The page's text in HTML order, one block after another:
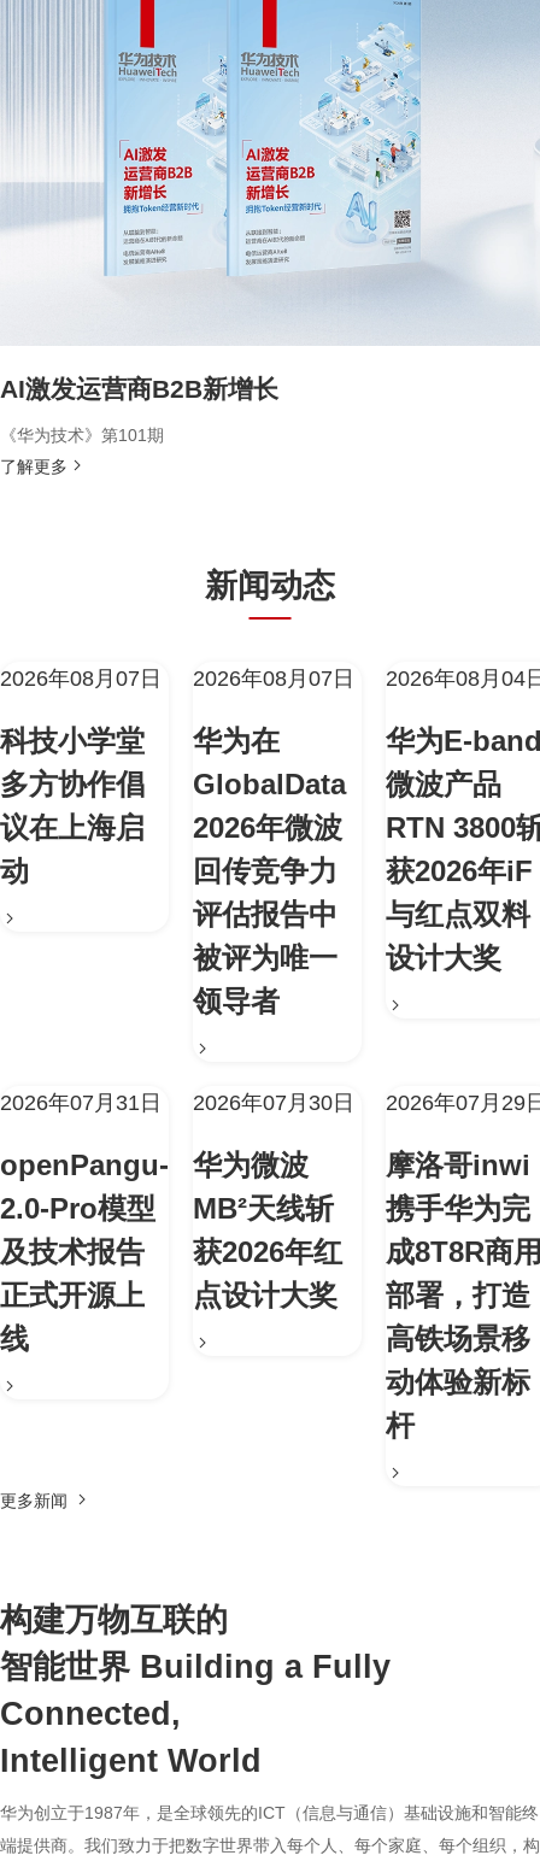
AI激发运营商B2B新增长
《华为技术》第101期
了解更多
新闻动态
2026年08月07日
科技小学堂
多方协作倡
议在上海启
动
2026年08月07日
华为在
GlobalData
2026年微波
回传竞争力
评估报告中
被评为唯一
领导者
2026年08月04
华为E-
微波产品
RTN 3800
获2026年iF
与红点双料
设计大奖
2026年07月31日
openPangu-
2.0-Pro模型
及技术报告
正式开源上
线
2026年07月30日
华为微波
MB²天线斩
获2026年红
点设计大奖
2026年07月29
摩洛哥inwi
携手华为完
成8T8R商
部署，打造
高铁场景移
动体验新标
杆
更多新闻
构建万物互联的
智能世界 Building a Fully
Connected,
Intelligent World
华为创立于1987年，是全球领先的ICT（信息与通信）基础设施和智能终
端提供商。我们致力于把数字世界带入每个人、每个家庭、每个组织，构